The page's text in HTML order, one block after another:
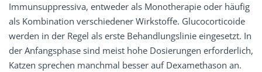
Immunsuppressiva, entweder als Monotherapie oder häufig
als Kombination verschiedener Wirkstoffe. Glucocorticoide
werden in der Regel als erste Behandlungslinie eingesetzt. In
der Anfangsphase sind meist hohe Dosierungen erforderlich,
Katzen sprechen manchmal besser auf Dexamethason an.